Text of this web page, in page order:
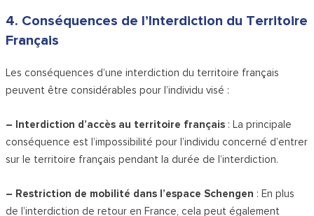
4. Conséquences de l’Interdiction du Territoire
Français
Les conséquences d’une interdiction du territoire français
peuvent être considérables pour l’individu visé :
– Interdiction d’accès au territoire français : La principale
conséquence est l’impossibilité pour l’individu concerné d’entrer
sur le territoire français pendant la durée de l’interdiction.
– Restriction de mobilité dans l’espace Schengen : En plus
de l’interdiction de retour en France, cela peut également